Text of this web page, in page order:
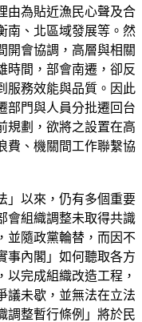
由為貼近漁民心聲及合
南、北區域發展等。然
開會協調，高層與相關
時間，部會南遷，卻反
服務效能與品質。因此
部門與人員分批遷回台
規劃，欲將之設置在高
費、機關間工作聯繫協
」以來，仍有多個重要
會組織調整未取得共識
並隨政黨輪替，而因不
事內閣」如何聽取各方
以完成組織改造工程，
議未歇，並無法在立法
調整暫行條例」將於民